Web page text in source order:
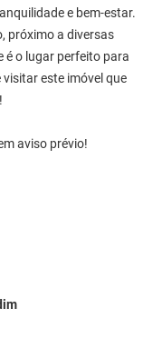
e bem-estar.
próximo a diversas
é o lugar perfeito para
este imóvel que
aviso prévio!